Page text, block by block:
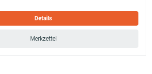
Details
Merkzettel